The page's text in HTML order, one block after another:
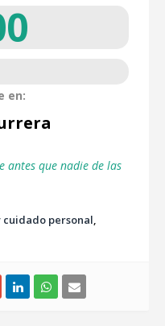
en:
antes que nadie de las
cuidado personal